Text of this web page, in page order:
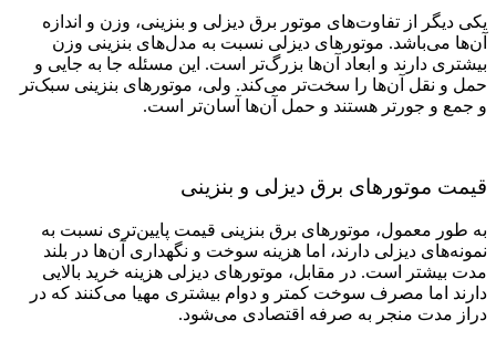
یکی دیگر از تفاوت‌های موتور برق دیزلی و بنزینی، وزن و اندازه
آن‌ها می‌باشد. موتورهای دیزلی نسبت به مدل‌‌های بنزینی وزن
بیشتری دارند و ابعاد آن‌‌ها بزرگ‌تر است. این مسئله جا به‌ جایی و
حمل ‌و نقل آن‌‌ها را سخت‌تر می‌‌کند. ولی، موتورهای بنزینی سبک‌‌تر
و جمع ‌و جورتر هستند و حمل آن‌‌ها آسان‌تر است.
قیمت موتورهای برق دیزلی و بنزینی
به طور معمول، موتورهای برق بنزینی قیمت پایین‌تری نسبت به
نمونه‌‌های دیزلی دارند، اما هزینه سوخت و نگهداری آن‌‌ها در بلند
مدت بیشتر است. در مقابل، موتورهای دیزلی هزینه خرید بالایی
دارند اما مصرف سوخت کمتر و دوام بیشتری مهیا می‌کنند که در
دراز مدت منجر به صرفه اقتصادی می‌شود.